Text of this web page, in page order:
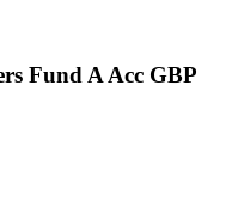
Fund A Acc GBP